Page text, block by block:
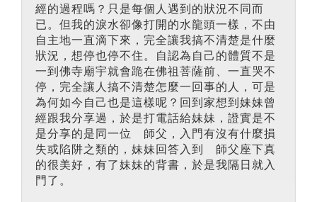
經的過程嗎？只是每個人遇到的狀況不同而
已。但我的淚水卻像打開的水龍頭一樣，不由
自主地一直滴下來，完全讓我搞不清楚是什麼
狀況，想停也停不住。自認為自己的體質不是
一到佛寺廟宇就會跪在佛祖菩薩前、一直哭不
停，完全讓人搞不清楚怎麼一回事的人，可是
為何如今自己也是這樣呢？回到家想到妹妹曾
經跟我分享過，於是打電話給妹妹，證實是不
是分享的是同一位 師父，入門有沒有什麼損
失或陷阱之類的，妹妹回答入到 師父座下真
的很美好，有了妹妹的背書，於是我隔日就入
門了。